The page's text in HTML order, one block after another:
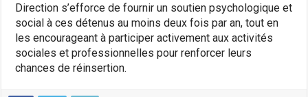
Direction s’efforce de fournir un soutien psychologique et
social à ces détenus au moins deux fois par an, tout en
les encourageant à participer activement aux activités
sociales et professionnelles pour renforcer leurs
chances de réinsertion.